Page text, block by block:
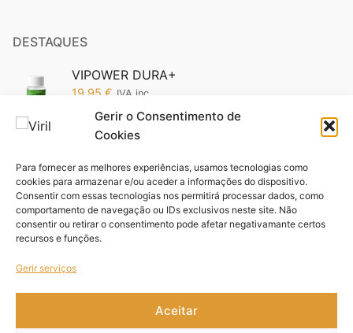
Gerir o Consentimento de
Cookies
Para fornecer as melhores experiências, usamos tecnologias como
cookies para armazenar e/ou aceder a informações do dispositivo.
Consentir com essas tecnologias nos permitirá processar dados, como
comportamento de navegação ou IDs exclusivos neste site. Não
consentir ou retirar o consentimento pode afetar negativamante certos
recursos e funções.
Gerir serviços
Aceitar
DESTAQUES
VIPOWER DURA+
19,95 € IVA inc.
Vipower 5200 Edição Ouro: O Poder da
Sofisticação em Suas Mãos (Cópia)
19,95€ IVA inc.
Pack VIFORCE 3 unid
44,85